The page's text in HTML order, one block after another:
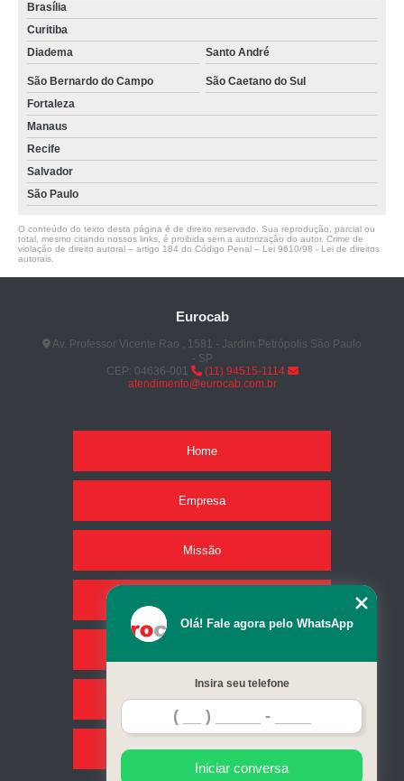
Brasília
Curitiba
Diadema
Santo André
São Bernardo do Campo
São Caetano do Sul
Fortaleza
Manaus
Recife
Salvador
São Paulo
O conteúdo do texto desta página é de direito reservado. Sua reprodução, parcial ou
total, mesmo citando nossos links, é proibida sem a autorização do autor. Crime de
violação de direito autoral – artigo 184 do Código Penal – Lei 9610/98 - Lei de direitos
autorais
Eurocab
Av. Professor Vicente Rao , 1581 - Jardim Petrópolis São Paulo
- SP
CEP: 04636-001
(11) 94515-1114
atendimento@eurocab.com.br
Home
Empresa
Missão
Contato
Mapa do site
Olá! Fale agora pelo WhatsApp
Insira seu telefone
Iniciar conversa